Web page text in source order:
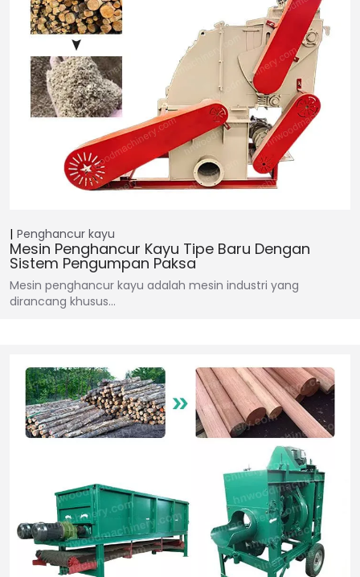
Penghancur kayu
Mesin Penghancur Kayu Tipe Baru Dengan
Sistem Pengumpan Paksa
Mesin penghancur kayu adalah mesin industri yang
dirancang khusus…